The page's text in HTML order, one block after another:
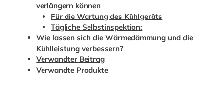
verlängern können
Für die Wartung des Kühlgeräts
Tägliche Selbstinspektion:
Wie lassen sich die Wärmedämmung und die
Kühlleistung verbessern?
Verwandter Beitrag
Verwandte Produkte